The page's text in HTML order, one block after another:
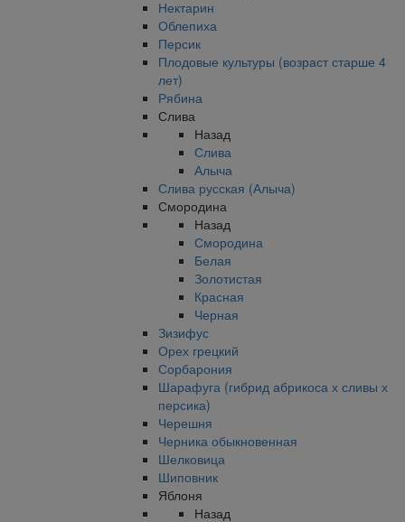
Нектарин
Облепиха
Персик
Плодовые культуры (возраст старше 4
лет)
Рябина
Слива
Назад
Слива
Алыча
Слива русская (Алыча)
Смородина
Назад
Смородина
Белая
Золотистая
Красная
Черная
Зизифус
Орех грецкий
Сорбарония
Шарафуга (гибрид абрикоса х сливы х
персика)
Черешня
Черника обыкновенная
Шелковица
Шиповник
Яблоня
Назад